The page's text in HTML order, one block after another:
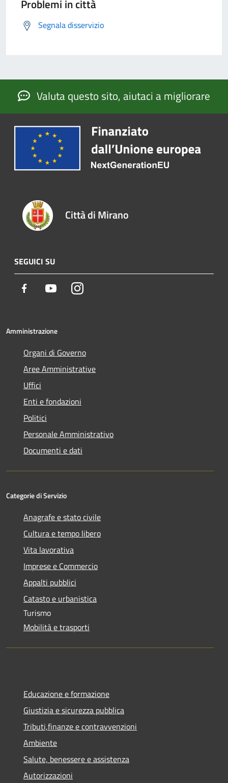
Problemi in città
Segnala disservizio
Valuta questo sito, aiutaci a migliorare
Città di Mirano
SEGUICI SU
Facebook YoutubeInstagram
Amministrazione
Organi di Governo
Aree Amministrative
Uffici
Enti e fondazioni
Politici
Personale Amministrativo
Documenti e dati
Categorie di Servizio
Anagrafe e stato civile
Cultura e tempo libero
Vita lavorativa
Imprese e Commercio
Appalti pubblici
Catasto e urbanistica
Turismo
Mobilità e trasporti
Educazione e formazione
Giustizia e sicurezza pubblica
Tributi,finanze e contravvenzioni
Ambiente
Salute, benessere e assistenza
Autorizzazioni